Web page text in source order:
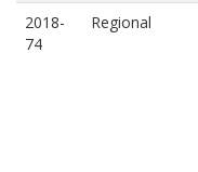
2018-
74
Regional